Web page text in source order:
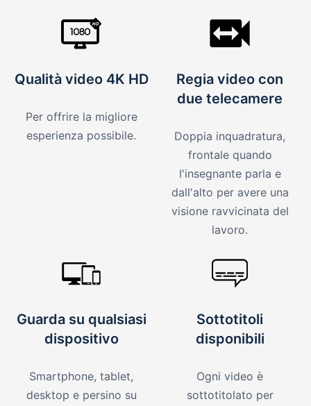
Qualità video 4K HD
Per offrire la migliore
esperienza possibile.
Regia video con
due telecamere
Doppia inquadratura,
frontale quando
l'insegnante parla e
dall'alto per avere una
visione ravvicinata del
lavoro.
Guarda su qualsiasi
dispositivo
Smartphone, tablet,
desktop e persino su
Sottotitoli
disponibili
Ogni video è
sottotitolato per